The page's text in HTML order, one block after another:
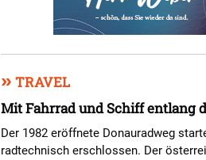
» TRAVEL
Mit Fahrrad und Schiff entlang
Der 1982 eröffnete Donauradweg
radtechnisch erschlossen. Der